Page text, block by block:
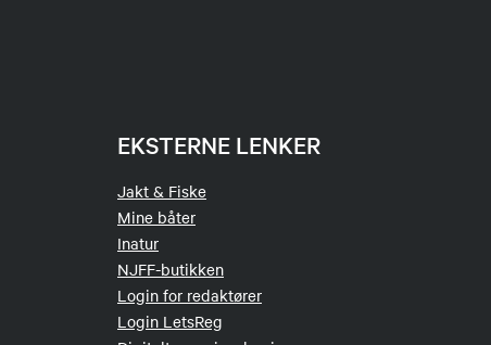
EKSTERNE LENKER
Jakt & Fiske
Mine båter
Inatur
NJFF-butikken
Login for redaktører
Login LetsReg